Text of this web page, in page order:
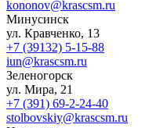
kononov@krascsm.ru
Минусинск
ул. Кравченко, 13
+7 (39132) 5-15-88
iun@krascsm.ru
Зеленогорск
ул. Мира, 21
+7 (391) 69-2-24-40
stolbovskiy@krascsm.ru